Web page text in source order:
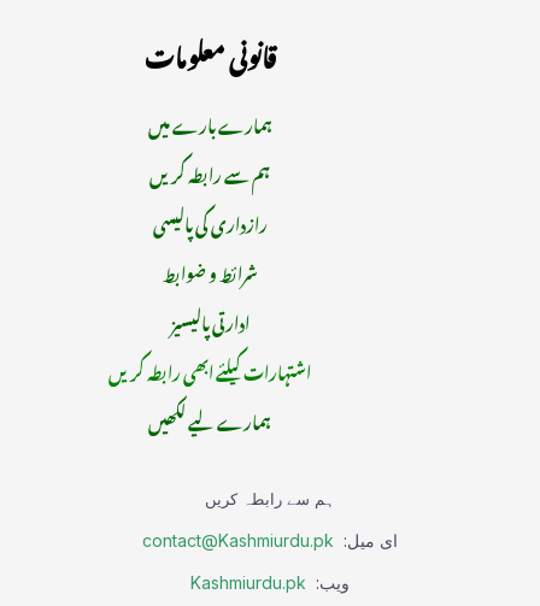
قانونی معلومات
ہمارے بارے میں
ہم سے رابطہ کریں
رازداری کی پالیسی
شرائط و ضوابط
ادارتی پالیسیز
اشتہارات کیلئے ابھی رابطہ کریں
ہمارے لیے لکھیں
ہم سے رابطہ کریں
ای میل: contact@Kashmiurdu.pk
ویب: Kashmiurdu.pk